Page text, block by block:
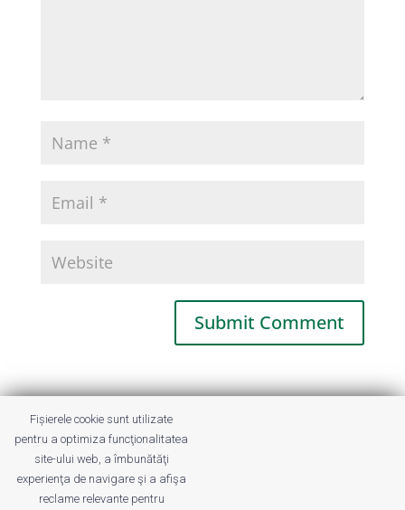
This site uses Akismet to reduce spam.
Learn how your comment data is
processed.
Fișierele cookie sunt utilizate
pentru a optimiza funcţionalitatea
site-ului web, a îmbunătăţi
experienţa de navigare şi a afişa
reclame relevante pentru